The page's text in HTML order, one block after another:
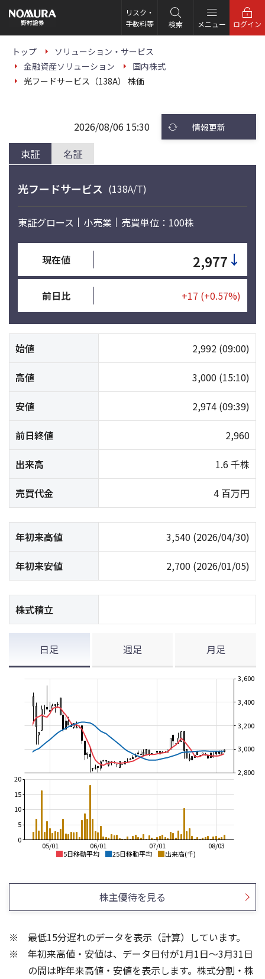
の
ー
リスク・
手数料等
検索 メニュー ログイン
トップ
ソリューション・サービス
金融資産ソリューション
国内株式
光フードサービス（138A） 株価
東証 名証
2026/08/06 15:30 情報更新
光フードサービス (138A/T)
東証グロース 小売業 売買単位：100株
現在値 2,977 ↓
前日比 +17 (+0.57%)
始値 2,992 (09:00)
高値 3,000 (15:10)
安値 2,974 (09:39)
前日終値 2,960
出来高 1.6 千株
売買代金 4 百万円
年初来高値 3,540 (2026/04/30)
年初来安値 2,700 (2026/01/05)
株式積立
日足 週足 月足
5日移動平均 25日移動平均 出来高(千)
08/03
07/01
06/01
05/01
2,800
3,000
3,200
3,400
3,600
0
5
10
15
20
1,000
1,500
1,000
2,000
株主優待を見る
最低15分遅れのデータを表示（計算）しています。
年初来高値・安値は、データ日付が1月1日～3月31日
の間は昨年来高値・安値を表示します。株式分割・株